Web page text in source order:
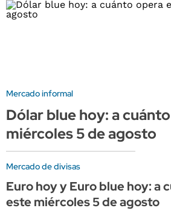
Mercado informal
Dólar blue hoy: a
miércoles 5 de agosto
Mercado de divisas
Euro hoy y Euro blue hoy: a
este miércoles 5 de agosto